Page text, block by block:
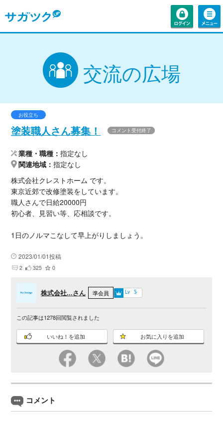
交流の広場
お役立ち
塗装職人さん募集！ コメント受付終了
業種・職種
指定なし
関連地域
指定なし
株式会社クレストホーム です。
東京近郊で改修塗装をしています。
職人さんで日給20000円
初心者、見習い等、応相談です。
1日のノルマこなして早上がりしましょう。
2023/01/01投稿
2 325 0
株式会社...さん 準会員 Lv 5
この記事は1278回閲覧されました
いいね！を追加 お気に入りを追加
コメント